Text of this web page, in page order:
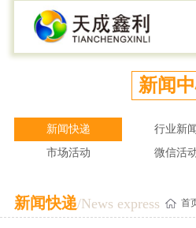
走进鑫利
公司布局
技术研发
新闻中心
图片新闻
微信活动
产品中心
肉鸭产品
畜禽种苗
服务支持
联系渠道
养殖技术
社会责任
社会公益
加入我们
员工活动
社会招聘
联系我们
新闻
新闻快递 行业新闻
市场活动
微信活
新闻快递/News express 首